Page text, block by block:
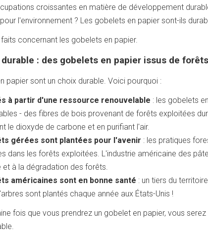
croissantes en matière de développement
l'environnement ? Les gobelets en papier sont-ils
concernant les gobelets en papier.
durable : des gobelets en papier issus de
papier sont un choix durable. Voici pourquoi :
à partir d'une ressource renouvelable : les gobelets
- des fibres de bois provenant de forêts exploitées
le dioxyde de carbone et en purifiant l'air.
gérées sont plantées pour l'avenir : les pratiques
dans les forêts exploitées. L'industrie américaine des
et à la dégradation des forêts.
américaines sont en bonne santé : un tiers du
sont plantés chaque année aux États-Unis !
fois que vous prendrez un gobelet en papier, vous